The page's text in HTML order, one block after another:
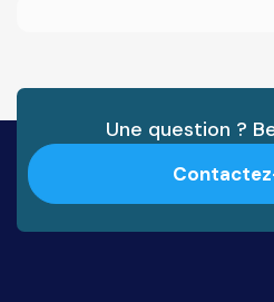
Une question ?